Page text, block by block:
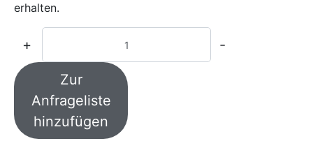
erhalten.
+ -
Zur
Anfrageliste
hinzufügen